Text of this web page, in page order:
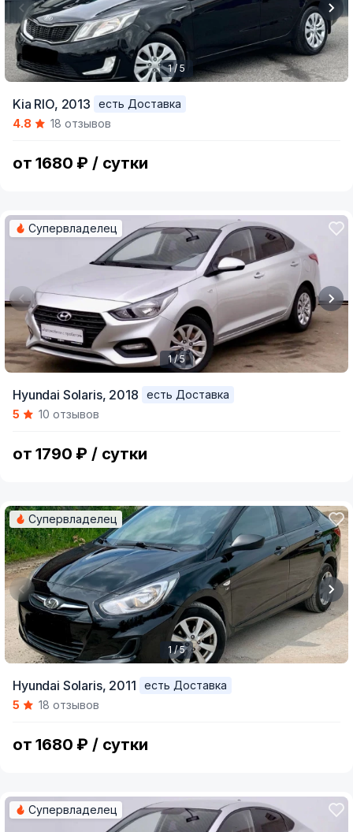
of
1 / 5
Kia RIO, 2013
есть Доставка
4.8
18 отзывов
от 1680 ₽ / сутки
of
Супервладелец
1 / 5
Hyundai Solaris, 2018
есть Доставка
5
10 отзывов
от 1790 ₽ / сутки
of
Супервладелец
1 / 5
Hyundai Solaris, 2011
есть Доставка
5
18 отзывов
от 1680 ₽ / сутки
Супервладелец